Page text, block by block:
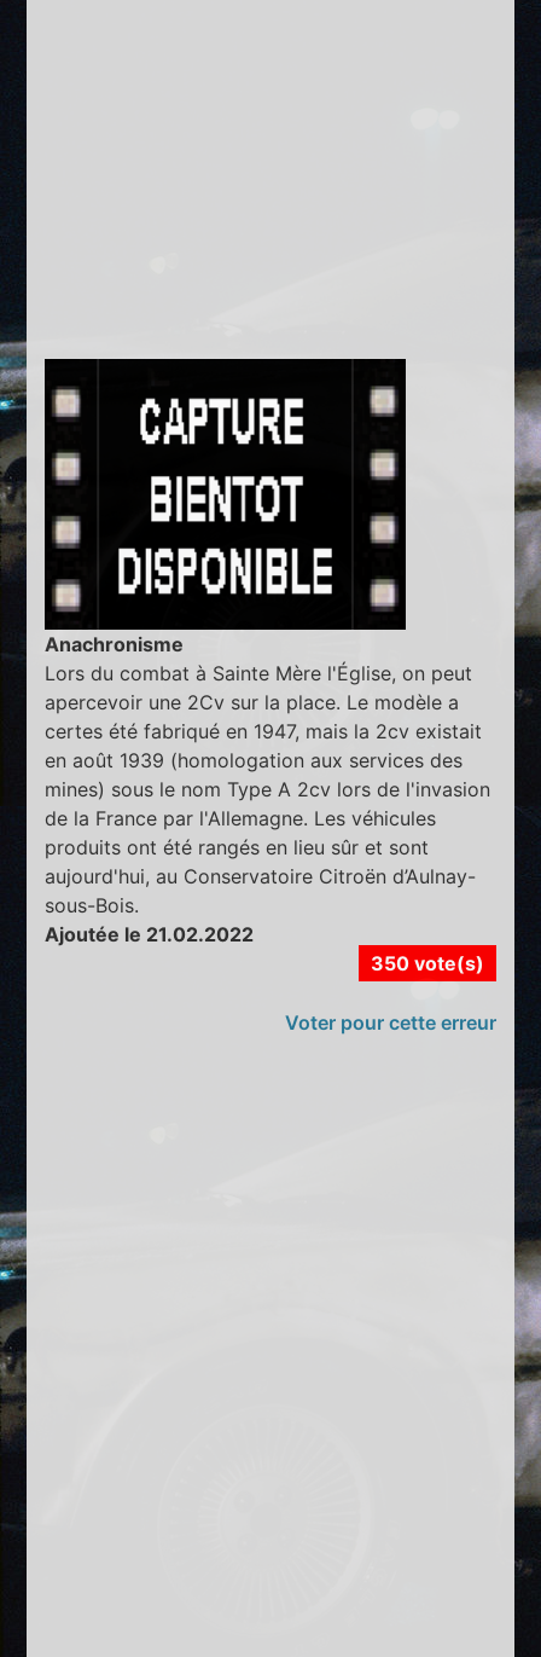
Anachronisme
Lors du combat à Sainte Mère l'Église, on peut
apercevoir une 2Cv sur la place. Le modèle a
certes été fabriqué en 1947, mais la 2cv existait
en août 1939 (homologation aux services des
mines) sous le nom Type A 2cv lors de l'invasion
de la France par l'Allemagne. Les véhicules
produits ont été rangés en lieu sûr et sont
aujourd'hui, au Conservatoire Citroën d’Aulnay-
sous-Bois.
Ajoutée le 21.02.2022
350 vote(s)
Voter pour cette erreur